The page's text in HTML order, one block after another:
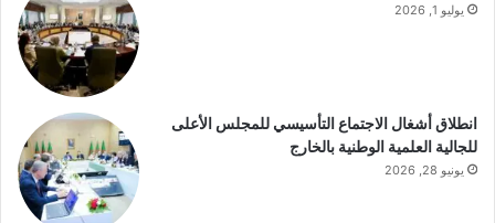
يوليو 1, 2026
انطلاق أشغال الاجتماع التأسيسي للمجلس الأعلى
للجالية العلمية الوطنية بالخارج
يونيو 28, 2026